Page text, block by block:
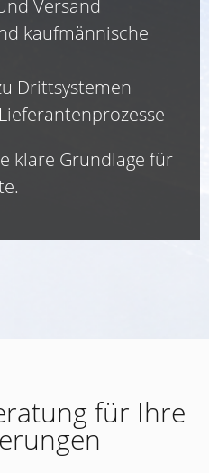
Versand
kaufmännische
Drittsystemen
klare Grundlage für
für Ihre